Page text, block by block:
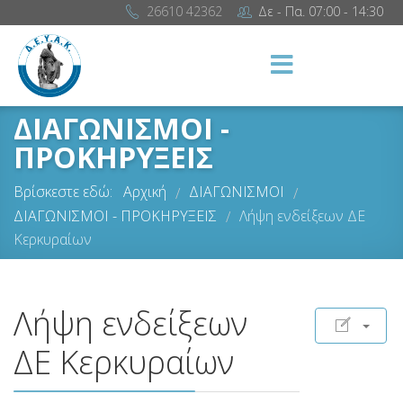
26610 42362 Δε - Πα. 07:00 - 14:30
ΔΙΑΓΩΝΙΣΜΟΙ -
ΠΡΟΚΗΡΥΞΕΙΣ
Βρίσκεστε εδώ: Αρχική / ΔΙΑΓΩΝΙΣΜΟΙ /
ΔΙΑΓΩΝΙΣΜΟΙ - ΠΡΟΚΗΡΥΞΕΙΣ / Λήψη ενδείξεων ΔΕ
Κερκυραίων
Λήψη ενδείξεων
ΔΕ Κερκυραίων